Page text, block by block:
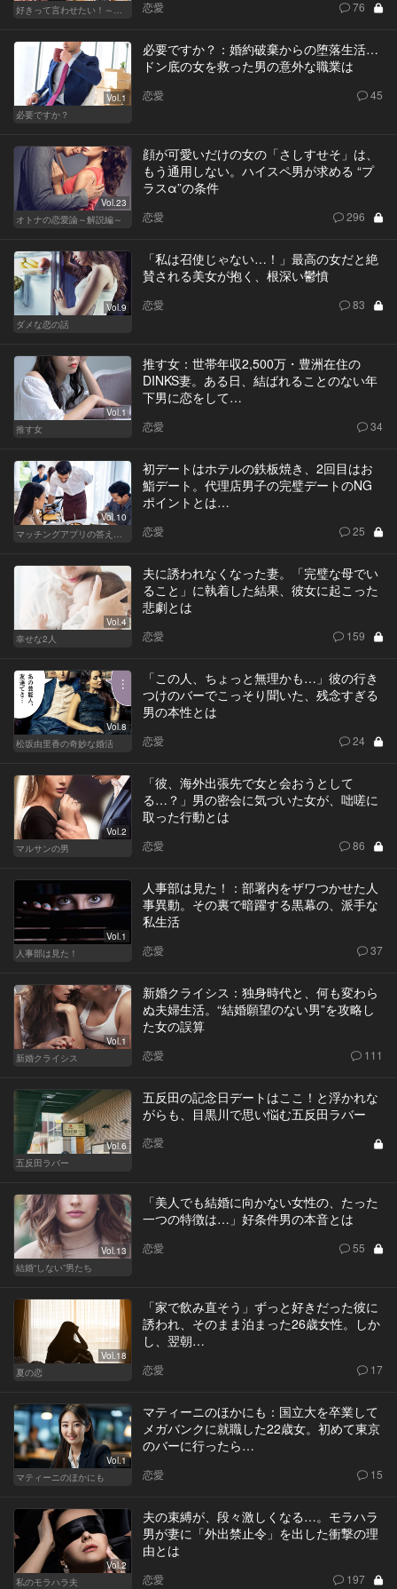
好きって言わせたい！～正反対のふたり～ 恋愛 76
Vol.1
必要ですか？
必要ですか？：婚約破棄からの堕落生活…
ドン底の女を救った男の意外な職業は
恋愛 45
Vol.23
オトナの恋愛論～解説編～
顔が可愛いだけの女の「さしすせそ」は、
もう通用しない。ハイスペ男が求める “プ
ラスα”の条件
恋愛 296
Vol.9
ダメな恋の話
「私は召使じゃない…！」最高の女だと絶
賛される美女が抱く、根深い鬱憤
恋愛 83
Vol.1
推す女
推す女：世帯年収2,500万・豊洲在住の
DINKS妻。ある日、結ばれることのない年
下男に恋をして…
恋愛 34
Vol.10
マッチングアプリの答えあわせ【Q】～SEASON2～
初デートはホテルの鉄板焼き、2回目はお
鮨デート。代理店男子の完璧デートのNG
ポイントとは…
恋愛 25
Vol.4
幸せな2人
夫に誘われなくなった妻。「完璧な母でい
ること」に執着した結果、彼女に起こった
悲劇とは
恋愛 159
Vol.8
松坂由里香の奇妙な婚活
「この人、ちょっと無理かも…」彼の行き
つけのバーでこっそり聞いた、残念すぎる
男の本性とは
恋愛 24
Vol.2
マルサンの男
「彼、海外出張先で女と会おうとして
る…？」男の密会に気づいた女が、咄嗟に
取った行動とは
恋愛 86
Vol.1
人事部は見た！
人事部は見た！：部署内をザワつかせた人
事異動。その裏で暗躍する黒幕の、派手な
私生活
恋愛 37
Vol.1
新婚クライシス
新婚クライシス：独身時代と、何も変わら
ぬ夫婦生活。“結婚願望のない男”を攻略し
た女の誤算
恋愛 111
Vol.6
五反田ラバー
五反田の記念日デートはここ！と浮かれな
がらも、目黒川で思い悩む五反田ラバー
恋愛
Vol.13
結婚“しない”男たち
「美人でも結婚に向かない女性の、たった
一つの特徴は…」好条件男の本音とは
恋愛 55
Vol.18
夏の恋
「家で飲み直そう」ずっと好きだった彼に
誘われ、そのまま泊まった26歳女性。しか
し、翌朝…
恋愛 17
Vol.1
マティーニのほかにも
マティーニのほかにも：国立大を卒業して
メガバンクに就職した22歳女。初めて東京
のバーに行ったら…
恋愛 15
Vol.2
私のモラハラ夫
夫の束縛が、段々激しくなる…。モラハラ
男が妻に「外出禁止令」を出した衝撃の理
由とは
恋愛 197